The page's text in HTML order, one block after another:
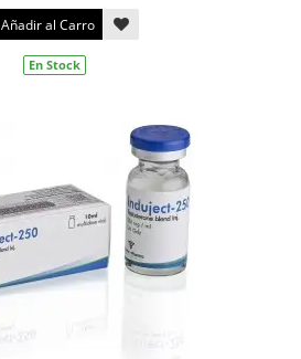
Añadir al Carro
En Stock